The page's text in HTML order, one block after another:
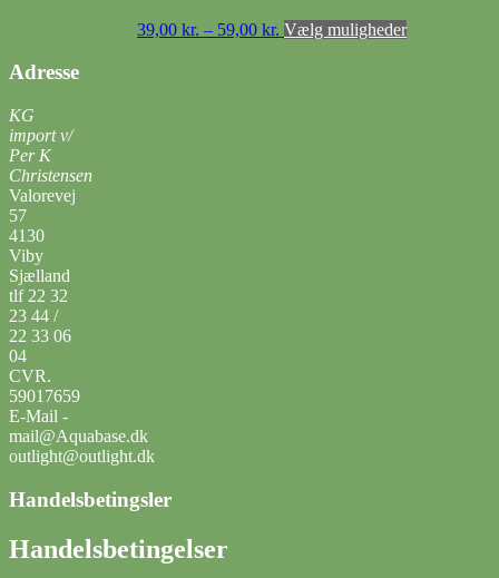
39,00 kr. – 59,00 kr. Prisinterval:
Vælg mulighederDette
Adresse
KG
import v/
Per K
Christensen
Valorevej
57
4130
Viby
Sjælland
tlf 22 32
23 44 /
22 33 06
04
CVR.
59017659
E-Mail -
mail@Aquabase.dk
outlight@outlight.dk
Handelsbetingsler
Handelsbetingelser